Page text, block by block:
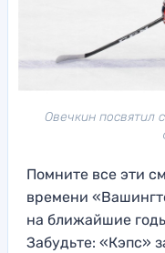
Овечкин посвятил
Помните все эти
времени
на ближайшие
Забудьте: «Кэпс»